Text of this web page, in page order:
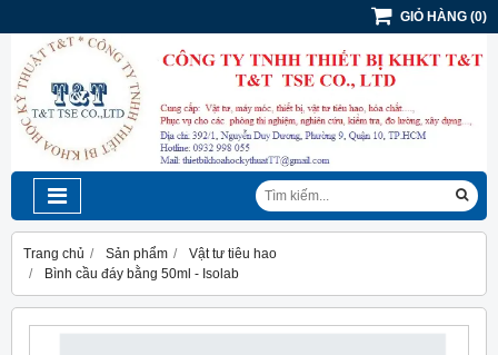
GIỎ HÀNG (0)
Trang chủ Sản phẩm
Vật tư tiêu hao
Bình cầu đáy bằng 50ml - Isolab